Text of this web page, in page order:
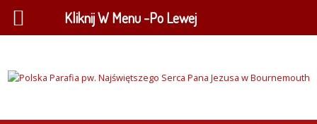
Kliknij W Menu -Po Lewej